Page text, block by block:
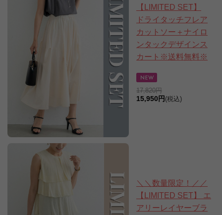
【LIMITED SET】
ドライタッチフレア
カットソー＋ナイロ
ンタックデザインス
カート※送料無料※
17,820円
15,950円 (税込)
＼＼数量限定！／／
【LIMITED SET】 エ
アリーレイヤーブラ